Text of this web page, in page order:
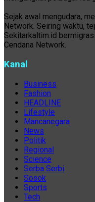
Sejak awal mengudara,
Network. Seiring waktu,
Sekitarkaltim.id
Cendana Network.
Kanal
Business
Fashion
HEADLINE
Lifestyle
Mancanegara
News
Politik
Regional
Science
Serba Serbi
Sosok
Sports
Tech